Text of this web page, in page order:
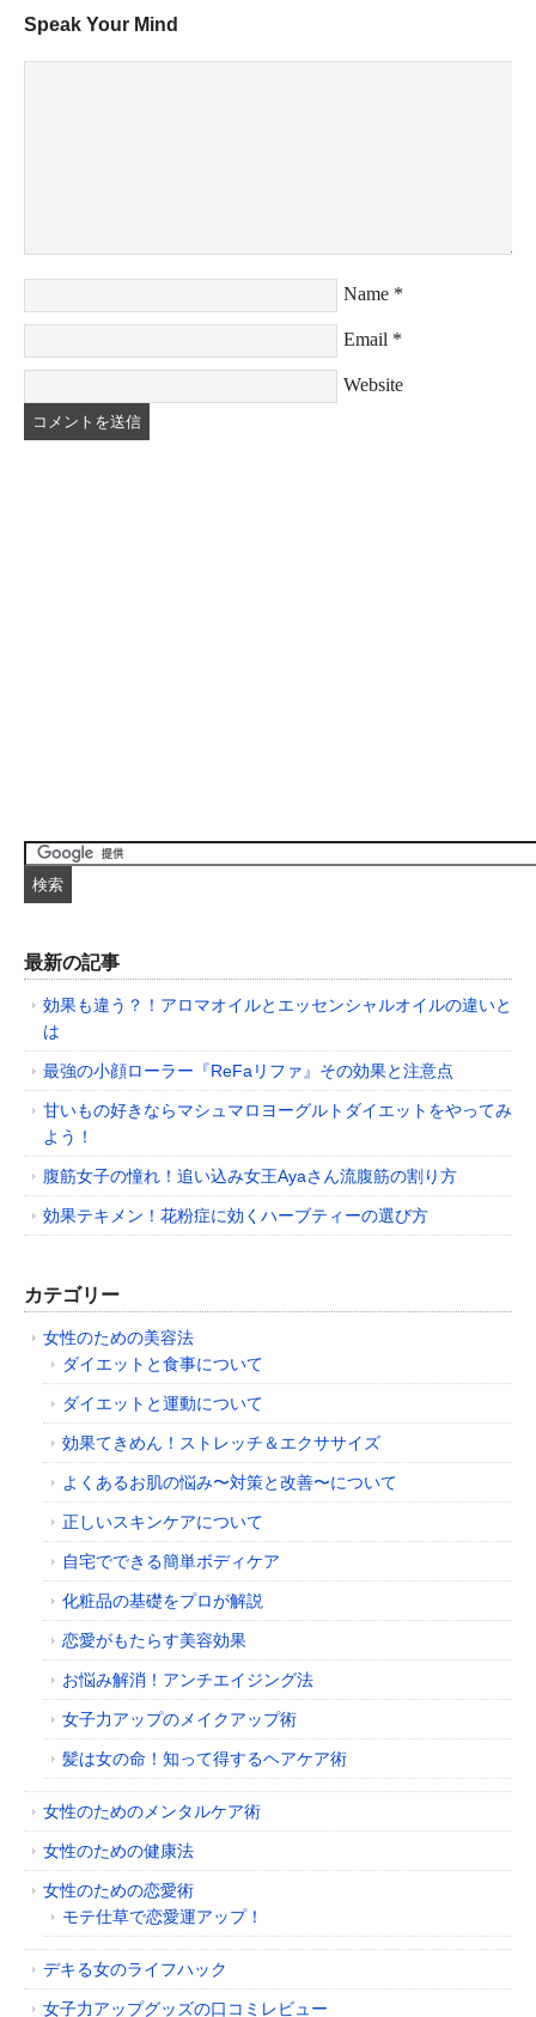
Speak Your Mind
Name *
Email *
Website
最新の記事
効果も違う？！アロマオイルとエッセンシャルオイルの違いと
は
最強の小顔ローラー『ReFaリファ』その効果と注意点
甘いもの好きならマシュマロヨーグルトダイエットをやってみ
よう！
腹筋女子の憧れ！追い込み女王Ayaさん流腹筋の割り方
効果テキメン！花粉症に効くハーブティーの選び方
カテゴリー
女性のための美容法
ダイエットと食事について
ダイエットと運動について
効果てきめん！ストレッチ＆エクササイズ
よくあるお肌の悩み〜対策と改善〜について
正しいスキンケアについて
自宅でできる簡単ボディケア
化粧品の基礎をプロが解説
恋愛がもたらす美容効果
お悩み解消！アンチエイジング法
女子力アップのメイクアップ術
髪は女の命！知って得するヘアケア術
女性のためのメンタルケア術
女性のための健康法
女性のための恋愛術
モテ仕草で恋愛運アップ！
デキる女のライフハック
女子力アップグッズの口コミレビュー